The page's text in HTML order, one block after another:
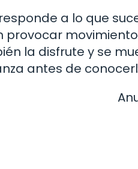
a lo que
provocar
la disfrute y se
antes de